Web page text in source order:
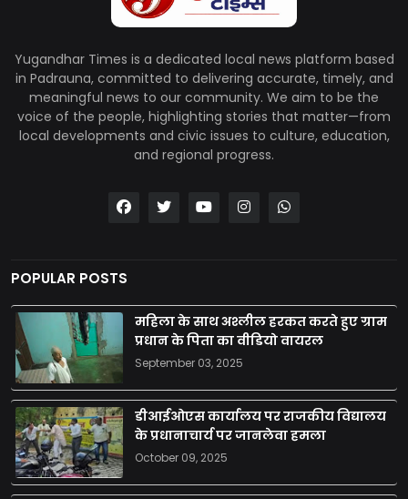
Yugandhar Times is a dedicated local news platform based
in Padrauna, committed to delivering accurate, timely, and
meaningful news to our community. We aim to be the
voice of the people, highlighting stories that matter—from
local developments and civic issues to culture, education,
and regional progress.
POPULAR POSTS
महिला के साथ अश्लील हरकत करते हुए ग्राम
प्रधान के पिता का वीडियो वायरल
September 03, 2025
डीआईओएस कार्यालय पर राजकीय विद्यालय
के प्रधानाचार्य पर जानलेवा हमला
October 09, 2025